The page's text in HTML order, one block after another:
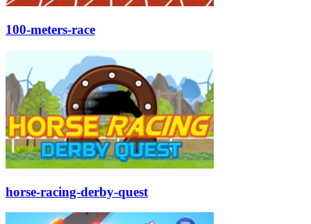
100-meters-race
horse-racing-derby-quest